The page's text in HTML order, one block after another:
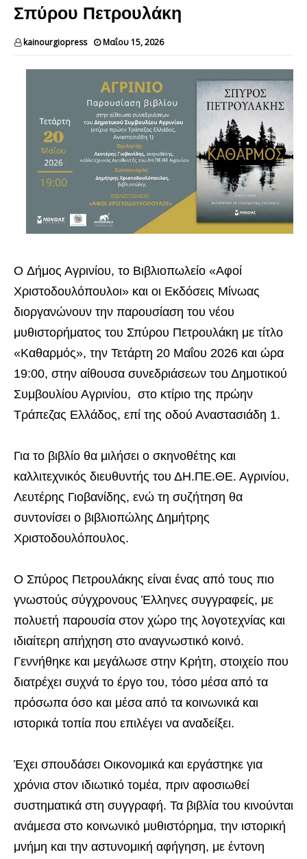
Σπύρου Πετρουλάκη
kainourgiopress Μαΐου 15, 2026
O Δήμος Αγρινίου, το Βιβλιοπωλείο «Αφοί
Χριστοδουλόπουλοι» και οι Εκδόσεις Μίνωας
διοργανώνουν την παρουσίαση του νέου
μυθιστορήματος του Σπύρου Πετρουλάκη με τίτλο
«Καθαρμός», την Τετάρτη 20 Μαΐου 2026 και ώρα
19:00, στην αίθουσα συνεδριάσεων του Δημοτικού
Συμβουλίου Αγρινίου, στο κτίριο της πρώην
Τράπεζας Ελλάδος, επί της οδού Αναστασιάδη 1.
Για το βιβλίο θα μιλήσει ο σκηνοθέτης και
καλλιτεχνικός διευθυντής του ΔΗ.ΠΕ.ΘΕ. Αγρινίου,
Λευτέρης Γιοβανίδης, ενώ τη συζήτηση θα
συντονίσει ο βιβλιοπώλης Δημήτρης
Χριστοδουλόπουλος.
Ο Σπύρος Πετρουλάκης είναι ένας από τους πιο
γνωστούς σύγχρονους Έλληνες συγγραφείς, με
πολυετή παρουσία στον χώρο της λογοτεχνίας και
ιδιαίτερη απήχηση στο αναγνωστικό κοινό.
Γεννήθηκε και μεγάλωσε στην Κρήτη, στοιχείο που
διατρέχει συχνά το έργο του, τόσο μέσα από τα
πρόσωπα όσο και μέσα από τα κοινωνικά και
ιστορικά τοπία που επιλέγει να αναδείξει.
Έχει σπουδάσει Οικονομικά και εργάστηκε για
χρόνια στον ιδιωτικό τομέα, πριν αφοσιωθεί
συστηματικά στη συγγραφή. Τα βιβλία του κινούνται
ανάμεσα στο κοινωνικό μυθιστόρημα, την ιστορική
μνήμη και την αστυνομική αφήγηση, με έντονη